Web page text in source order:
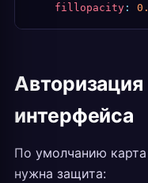
    fillopacity
:
интерфейса
По умолчанию
нужна защита: